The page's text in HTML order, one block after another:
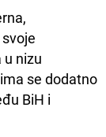
u nizu
se dodatno
BiH i